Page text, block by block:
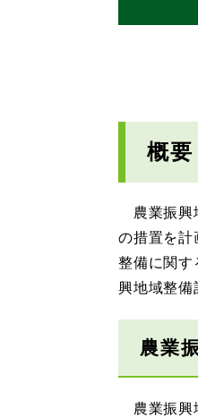
概要
農業振興
の措置を計
整備に関す
興地域整備
農業
農業振興